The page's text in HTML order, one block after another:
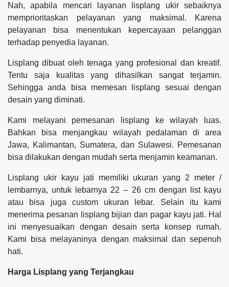
Nah, apabila mencari layanan lisplang ukir sebaiknya
memprioritaskan pelayanan yang maksimal. Karena
pelayanan bisa menentukan kepercayaan pelanggan
terhadap penyedia layanan.
Lisplang dibuat oleh tenaga yang profesional dan kreatif.
Tentu saja kualitas yang dihasilkan sangat terjamin.
Sehingga anda bisa memesan lisplang sesuai dengan
desain yang diminati.
Kami melayani pemesanan lisplang ke wilayah luas.
Bahkan bisa menjangkau wilayah pedalaman di area
Jawa, Kalimantan, Sumatera, dan Sulawesi. Pemesanan
bisa dilakukan dengan mudah serta menjamin keamanan.
Lisplang ukir kayu jati memiliki ukuran yang 2 meter /
lembarnya, untuk lebarnya 22 – 26 cm dengan list kayu
atau bisa juga custom ukuran lebar. Selain itu kami
menerima pesanan lisplang bijian dan pagar kayu jati. Hal
ini menyesuaikan dengan desain serta konsep rumah.
Kami bisa melayaninya dengan maksimal dan sepenuh
hati.
Harga Lisplang yang Terjangkau